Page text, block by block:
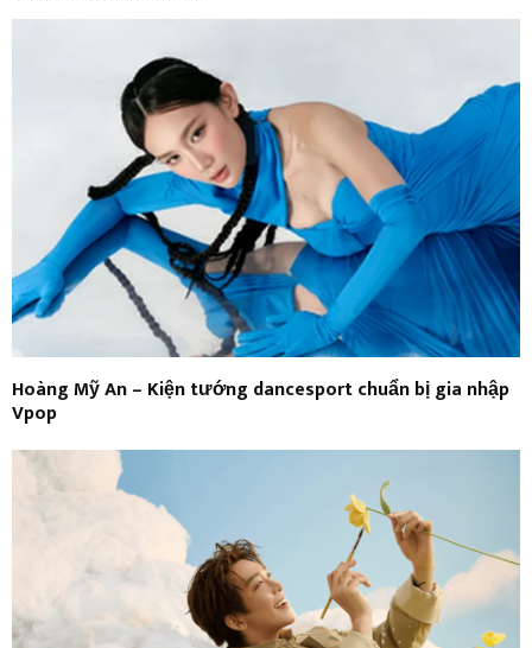
Hoàng Mỹ An – Kiện tướng dancesport chuẩn bị gia nhập
Vpop